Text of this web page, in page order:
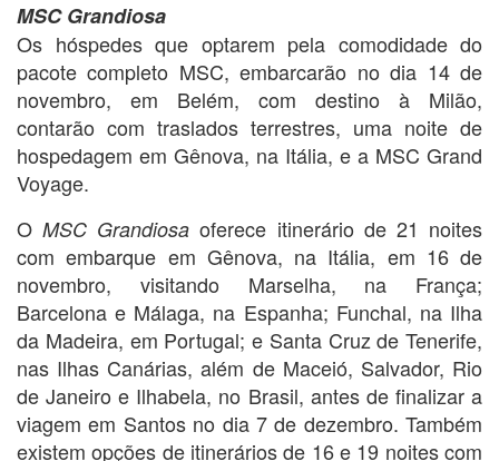
MSC Grandiosa
Os hóspedes que optarem pela comodidade do
pacote completo MSC, embarcarão no dia 14 de
novembro, em Belém, com destino à Milão,
contarão com traslados terrestres, uma noite de
hospedagem em Gênova, na Itália, e a MSC Grand
Voyage.
OMSC Grandiosaoferece itinerário de 21 noites
com embarque em Gênova, na Itália, em 16 de
novembro, visitando Marselha, na França;
Barcelona e Málaga, na Espanha; Funchal, na Ilha
da Madeira, em Portugal; e Santa Cruz de Tenerife,
nas Ilhas Canárias, além de Maceió, Salvador, Rio
de Janeiro e Ilhabela, no Brasil, antes de finalizar a
viagem em Santos no dia 7 de dezembro. Também
existem opções de itinerários de 16 e 19 noites com